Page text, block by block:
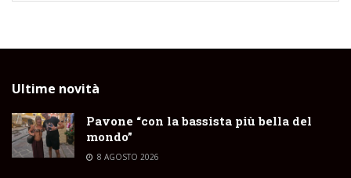
Ultime novità
Pavone “con la bassista più bella del
mondo”
8 AGOSTO 2026